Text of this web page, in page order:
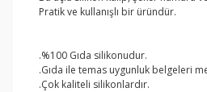
Pratik ve kullanışlı bir üründür.
.%100 Gıda silikonudur.
.Gıda ile temas uygunluk belgeleri
.Çok kaliteli silikonlardır.